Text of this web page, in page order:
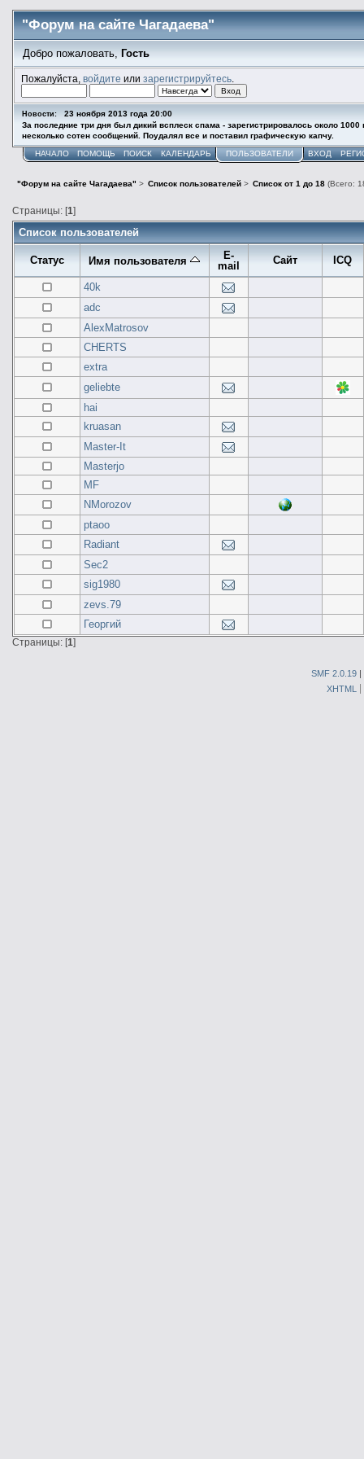
"Форум на сайте Чагадаева"
Добро пожаловать, Гость
Пожалуйста, войдите или зарегистрируйтесь.
Новости:
23 ноября 2013 года 20:00
За последние три дня был дикий всплеск спама - зарегистрировалось около
несколько сотен сообщений. Поудалял все и поставил графическую капчу.
НАЧАЛО ПОМОЩЬ ПОИСК КАЛЕНДАРЬ ПОЛЬЗОВАТЕЛИ ВХОД
"Форум на сайте Чагадаева" > Список пользователей > Список от 1 до 18 (Всего:
Страницы: [1]
Список пользователей
Статус Имя пользователя
E-
mail
Сайт ICQ
40k
adc
AlexMatrosov
CHERTS
extra
geliebte
hai
kruasan
Master-It
Masterjo
MF
NMorozov
ptaoo
Radiant
Sec2
sig1980
zevs.79
Георгий
Страницы: [1]
SMF 2.0.19
XHTML